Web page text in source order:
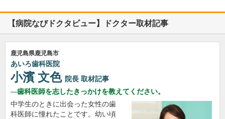
【病院なびドクタビュー】ドクター取材記事
鹿児島県鹿児島市
あいろ歯科医院
小濱 文色 院長 取材記事
歯科医師を志したきっかけを教えてください。
中学生のときに出会った女性の歯
科医師に憧れたことです。幼い頃